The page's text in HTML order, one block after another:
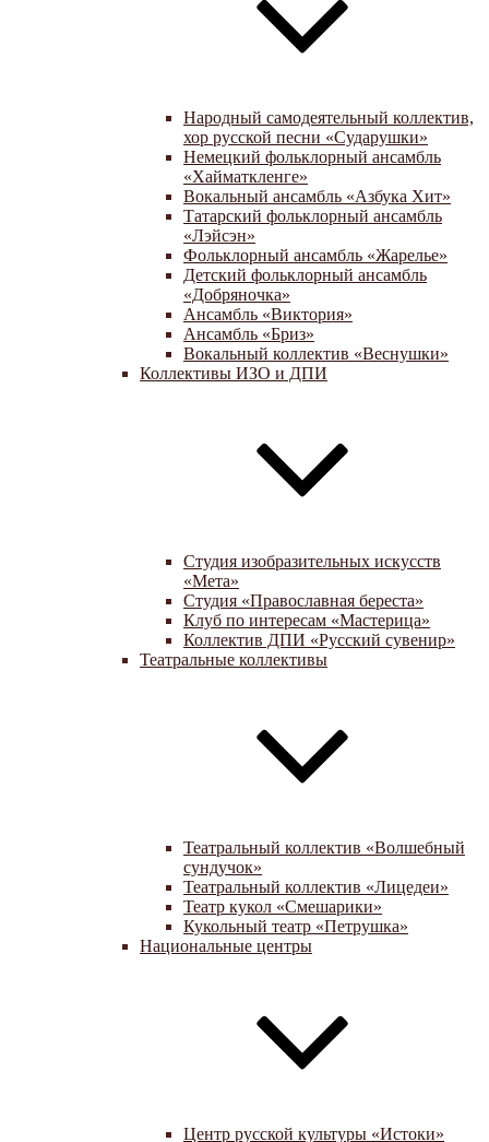
Народный самодеятельный коллектив,
хор русской песни «Сударушки»
Немецкий фольклорный ансамбль
«Хайматкленге»
Вокальный ансамбль «Азбука Хит»
Татарский фольклорный ансамбль
«Лэйсэн»
Фольклорный ансамбль «Жарелье»
Детский фольклорный ансамбль
«Добряночка»
Ансамбль «Виктория»
Ансамбль «Бриз»
Вокальный коллектив «Веснушки»
Коллективы ИЗО и ДПИ
Студия изобразительных искусств
«Мета»
Студия «Православная береста»
Клуб по интересам «Мастерица»
Коллектив ДПИ «Русский сувенир»
Театральные коллективы
Театральный коллектив «Волшебный
сундучок»
Театральный коллектив «Лицедеи»
Театр кукол «Смешарики»
Кукольный театр «Петрушка»
Национальные центры
Центр русской культуры «Истоки»